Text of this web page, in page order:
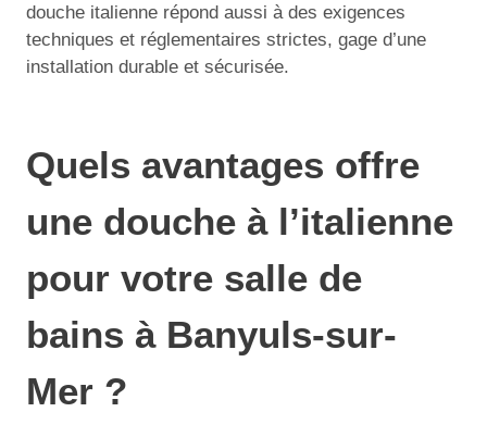
douche italienne répond aussi à des exigences
techniques et réglementaires strictes, gage d’une
installation durable et sécurisée.
Quels avantages offre
une douche à l’italienne
pour votre salle de
bains à Banyuls-sur-
Mer ?